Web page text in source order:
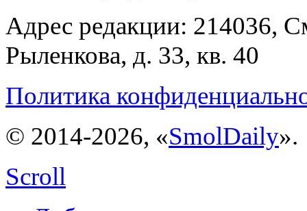
Адрес редакции: 214036,
Рыленкова, д. 33, кв. 40
Политика
© 2014-2026, «SmolDaily».
Scroll